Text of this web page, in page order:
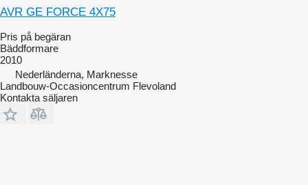
AVR GE FORCE 4X75
Pris på begäran
Bäddformare
2010
Nederländerna, Marknesse
Landbouw-Occasioncentrum Flevoland
Kontakta säljaren